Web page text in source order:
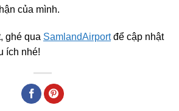
của mình.
ghé qua SamlandAirportđể cập nhật
ích nhé!